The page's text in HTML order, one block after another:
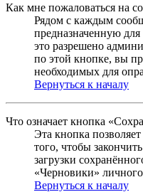
Как мне пожаловаться на
Рядом с каждым
предназначенную
это разрешено
по этой кнопке, вы
необходимых для
Вернуться к началу
Что означает кнопка
Эта кнопка
того, чтобы
загрузки
«Черновики» личного
Вернуться к началу